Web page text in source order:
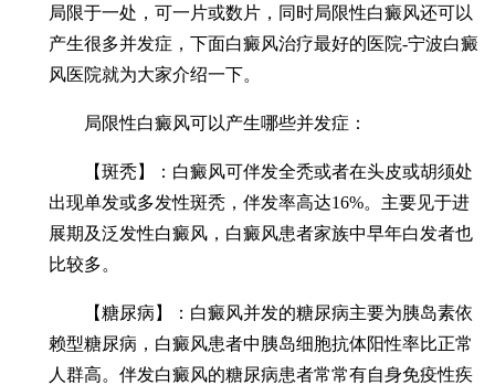
局限于一处，可一片或数片，同时局限性白癜风还可以
产生很多并发症，下面白癜风治疗最好的医院-宁波白癜
风医院就为大家介绍一下。
局限性白癜风可以产生哪些并发症：
【斑秃】：白癜风可伴发全秃或者在头皮或胡须处
出现单发或多发性斑秃，伴发率高达16%。主要见于进
展期及泛发性白癜风，白癜风患者家族中早年白发者也
比较多。
【糖尿病】：白癜风并发的糖尿病主要为胰岛素依
赖型糖尿病，白癜风患者中胰岛细胞抗体阳性率比正常
人群高。伴发白癜风的糖尿病患者常常有自身免疫性疾